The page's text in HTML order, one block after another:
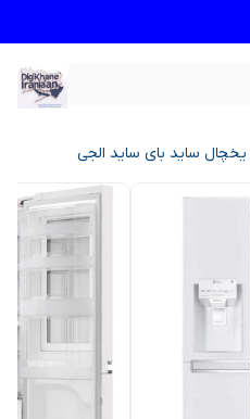
یخچال ساید بای ساید الجی